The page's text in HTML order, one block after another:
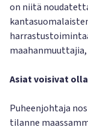
on niitä
Asiat voisivat
Puheenjohtaja
tilanne